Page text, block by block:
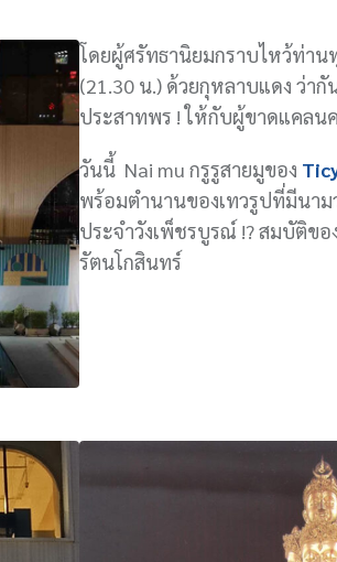
โดยผู้ศรัทธานิยมกราบไหว้ท่า
(21.30 น.) ด้วยกุหลาบแดง ว่า
ประสาทพร ! ให้กับผู้ขาดแคลน
วันนี้ Nai mu กรูรูสายมูของ
พร้อมตำนานของเทวรูปที่มีนา
ประจำวังเพ็ชรบูรณ์ !? สมบัติข
รัตนโกสินทร์